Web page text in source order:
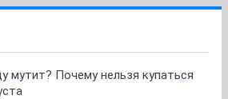
мутит? Почему нельзя купаться